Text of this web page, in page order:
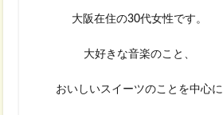
大阪在住の30代女性です。
大好きな音楽のこと、
おいしいスイーツのことを中心に